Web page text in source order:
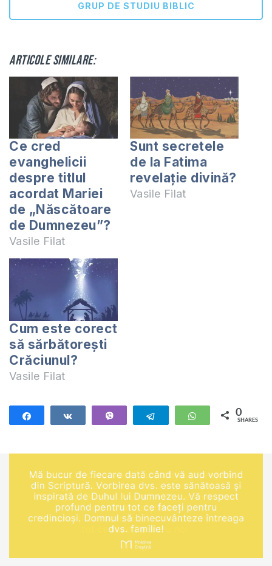
GRUP DE STUDIU BIBLIC
Articole similare:
Ce cred
evanghelicii
despre titlul
acordat Mariei
de „Născătoare
de Dumnezeu”?
Vasile Filat
Sunt secretele
de la Fatima
revelație divină?
Vasile Filat
Cum este corect
să sărbătorești
Crăciunul?
Vasile Filat
Telegram WhatsApp
0
SHARES